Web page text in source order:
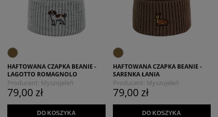
HAFTOWANA CZAPKA BEANIE -
LAGOTTO ROMAGNOLO
Producent: Myszojeleń
79,00 zł
DO KOSZYKA
HAFTOWANA CZAPKA BEANIE -
SARENKA ŁANIA
Producent: Myszojeleń
79,00 zł
DO KOSZYKA